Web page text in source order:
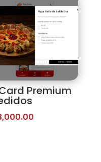
Premium